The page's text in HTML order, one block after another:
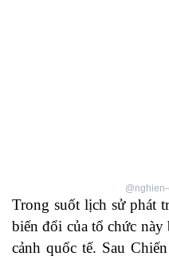
Trong suốt lịch sử phát
biến đổi của tổ chức
cảnh quốc tế. Sau